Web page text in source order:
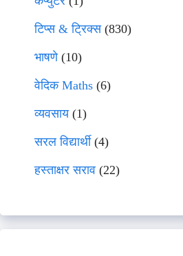
टिप्स & ट्रिक्स(830)
भाषणे(10)
वेदिक Maths (6)
व्यवसाय(1)
सरल विद्यार्थी(4)
हस्ताक्षर सराव (22)